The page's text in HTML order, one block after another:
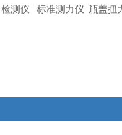
测仪 标准测力仪 瓶盖扭